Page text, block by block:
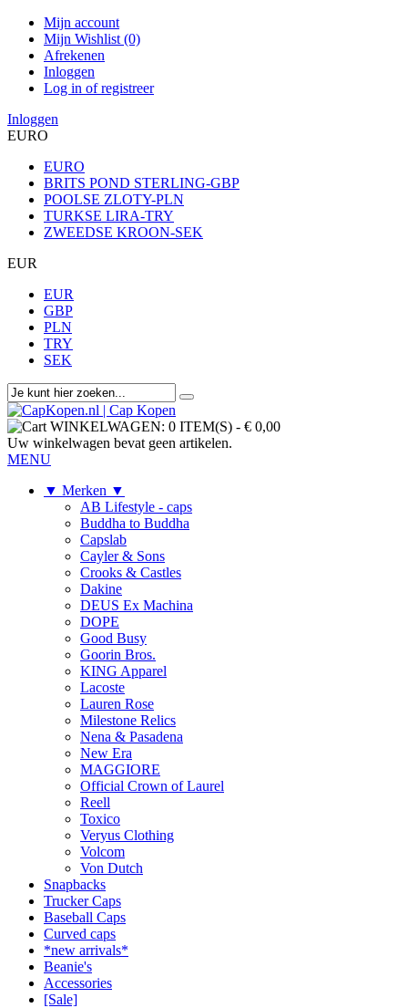
Mijn account
Mijn Wishlist (0)
Afrekenen
Inloggen
Log in of registreer
Inloggen
EURO
EURO
BRITS POND STERLING-GBP
POOLSE ZLOTY-PLN
TURKSE LIRA-TRY
ZWEEDSE KROON-SEK
EUR
EUR
GBP
PLN
TRY
SEK
WINKELWAGEN: 0 ITEM(S) - € 0,00
Uw winkelwagen bevat geen artikelen.
MENU
▼ Merken ▼
AB Lifestyle - caps
Buddha to Buddha
Capslab
Cayler & Sons
Crooks & Castles
Dakine
DEUS Ex Machina
DOPE
Good Busy
Goorin Bros.
KING Apparel
Lacoste
Lauren Rose
Milestone Relics
Nena & Pasadena
New Era
MAGGIORE
Official Crown of Laurel
Reell
Toxico
Veryus Clothing
Volcom
Von Dutch
Snapbacks
Trucker Caps
Baseball Caps
Curved caps
*new arrivals*
Beanie's
Accessories
[Sale]